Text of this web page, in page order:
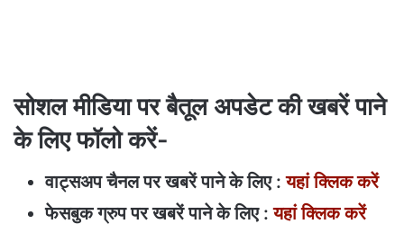
सोशल मीडिया पर बैतूल अपडेट की खबरें पाने
के लिए फॉलो करें-
वाट्सअप चैनल पर खबरें पाने के लिए :यहां क्लिक करें
फेसबुक ग्रुप पर खबरें पाने के लिए :यहां क्लिक करें